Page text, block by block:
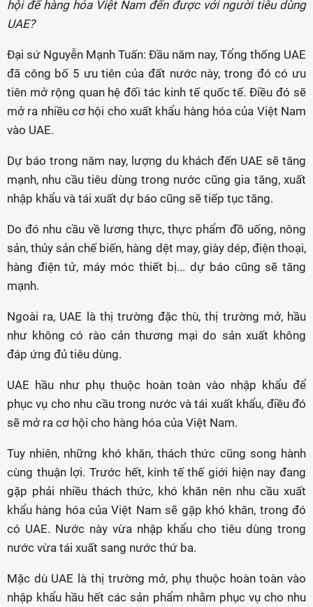
hội để hàng hóa Việt Nam đến được với người tiêu dùng
UAE?
Đại sứ Nguyễn Mạnh Tuấn: Đầu năm nay, Tổng thống UAE
đã công bố 5 ưu tiên của đất nước này, trong đó có ưu
tiên mở rộng quan hệ đối tác kinh tế quốc tế. Điều đó sẽ
mở ra nhiều cơ hội cho xuất khẩu hàng hóa của Việt Nam
vào UAE.
Dự báo trong năm nay, lượng du khách đến UAE sẽ tăng
mạnh, nhu cầu tiêu dùng trong nước cũng gia tăng, xuất
nhập khẩu và tái xuất dự báo cũng sẽ tiếp tục tăng.
Do đó nhu cầu về lương thực, thực phẩm đồ uống, nông
sản, thủy sản chế biến, hàng dệt may, giày dép, điện thoại,
hàng điện tử, máy móc thiết bị... dự báo cũng sẽ tăng
mạnh.
Ngoài ra, UAE là thị trường đặc thù, thị trường mở, hầu
như không có rào cản thương mại do sản xuất không
đáp ứng đủ tiêu dùng.
UAE hầu như phụ thuộc hoàn toàn vào nhập khẩu để
phục vụ cho nhu cầu trong nước và tái xuất khẩu, điều đó
sẽ mở ra cơ hội cho hàng hóa của Việt Nam.
Tuy nhiên, những khó khăn, thách thức cũng song hành
cùng thuận lợi. Trước hết, kinh tế thế giới hiện nay đang
gặp phải nhiều thách thức, khó khăn nên nhu cầu xuất
khẩu hàng hóa của Việt Nam sẽ gặp khó khăn, trong đó
có UAE. Nước này vừa nhập khẩu cho tiêu dùng trong
nước vừa tái xuất sang nước thứ ba.
Mặc dù UAE là thị trường mở, phụ thuộc hoàn toàn vào
nhập khẩu hầu hết các sản phẩm nhằm phục vụ cho nhu